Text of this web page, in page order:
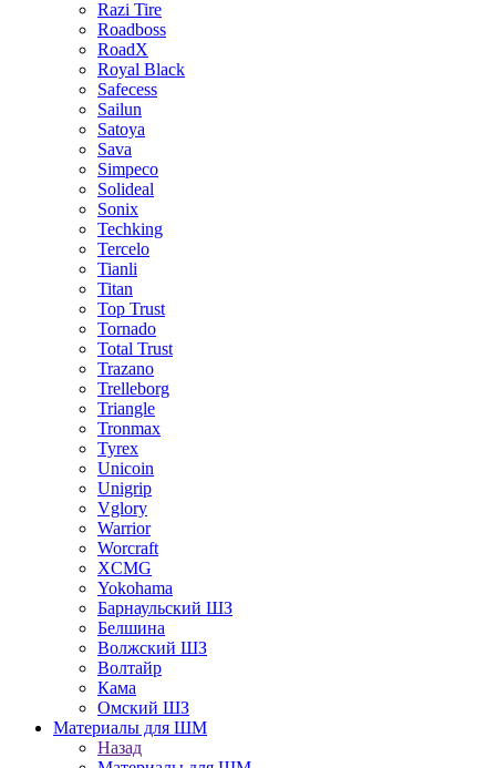
Razi Tire
Roadboss
RoadX
Royal Black
Safecess
Sailun
Satoya
Sava
Simpeco
Solideal
Sonix
Techking
Tercelo
Tianli
Titan
Top Trust
Tornado
Total Trust
Trazano
Trelleborg
Triangle
Tronmax
Tyrex
Unicoin
Unigrip
Vglory
Warrior
Worcraft
XCMG
Yokohama
Барнаульский ШЗ
Белшина
Волжский ШЗ
Волтайр
Кама
Омский ШЗ
Материалы для ШМ
Назад